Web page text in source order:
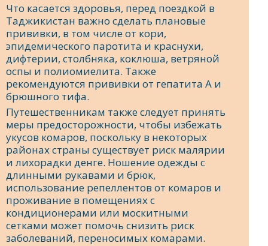
Что касается здоровья, перед поездкой в
Таджикистан важно сделать плановые
прививки, в том числе от кори,
эпидемического паротита и краснухи,
дифтерии, столбняка, коклюша, ветряной
оспы и полиомиелита. Также
рекомендуются прививки от гепатита А и
брюшного тифа.
Путешественникам также следует принять
меры предосторожности, чтобы избежать
укусов комаров, поскольку в некоторых
районах страны существует риск малярии
и лихорадки денге. Ношение одежды с
длинными рукавами и брюк,
использование репеллентов от комаров и
проживание в помещениях с
кондиционерами или москитными
сетками может помочь снизить риск
заболеваний, переносимых комарами.